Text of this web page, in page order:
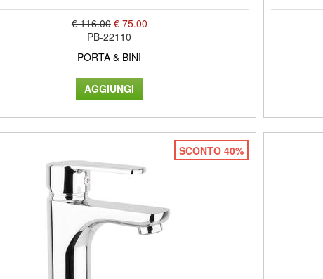
€ 116.00 € 75.00
PB-22110
PORTA & BINI
SCONTO 40%